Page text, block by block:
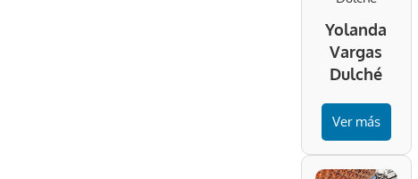
Yolanda
Vargas
Dulché
Ver más